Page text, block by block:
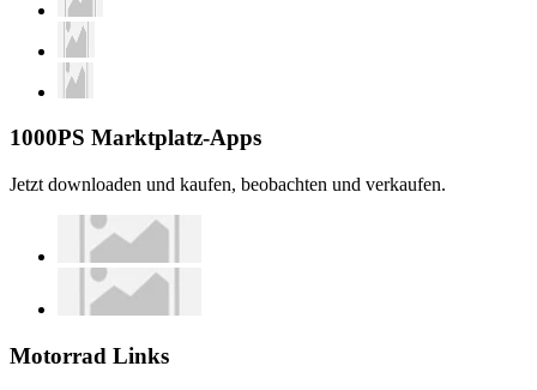
1000PS Marktplatz-Apps
Jetzt downloaden und kaufen, beobachten und verkaufen.
Motorrad Links